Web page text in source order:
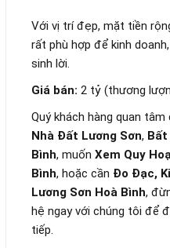
Với vị trí đẹp, mặt tiền
rất phù hợp để kinh
sinh lời.
Giá bán: 2 tỷ (thương
Quý khách hàng quan
Nhà Đất Lương Sơn, Bất
Bình, muốn Xem Quy
Bình, hoặc cần Đo Đạc,
Lương Sơn Hoà Bình,
hệ ngay với chúng tôi để
tiếp.